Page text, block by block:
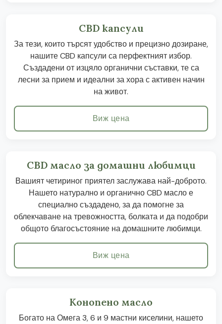
CBD капсули
За тези, които търсят удобство и прецизно дозиране,
нашите CBD капсули са перфектният избор.
Създадени от изцяло органични съставки, те са
лесни за прием и идеални за хора с активен начин
на живот.
Виж цена
CBD масло за домашни любимци
Вашият четириног приятел заслужава най-доброто.
Нашето натурално и органично CBD масло е
специално създадено, за да помогне за
облекчаване на тревожността, болката и да подобри
общото благосъстояние на домашните любимци.
Виж цена
Конопено масло
Богато на Омега 3, 6 и 9 мастни киселини, нашето